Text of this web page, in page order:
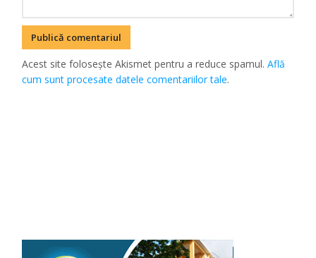
Acest site folosește Akismet pentru a reduce spamul.Află
cum sunt procesate datele comentariilor tale.